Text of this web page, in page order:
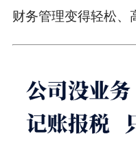
财务管理变得轻松、